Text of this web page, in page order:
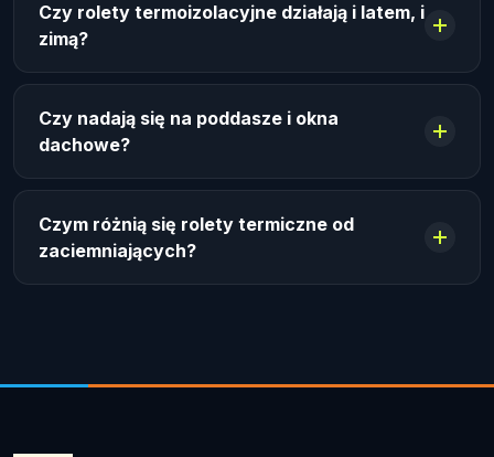
Czy rolety termoizolacyjne działają i latem, i
zimą?
Czy nadają się na poddasze i okna
dachowe?
Czym różnią się rolety termiczne od
zaciemniających?